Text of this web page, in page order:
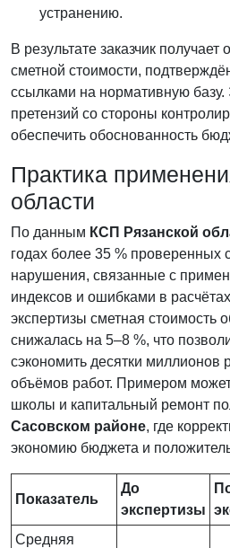
устранению.
В результате заказчик
сметной стоимости,
ссылками на нормативную базу.
претензий со стороны
обеспечить обоснованность
Практика
области
По данным КСП Рязанской
годах более 35 % проверенных
нарушения, связанные с
индексов и ошибками в
экспертизы сметная стоимость
снижалась на 5–8 %, что
сэкономить десятки миллионов
объёмов работ. Примером может
школы и капитальный ремонт
Сасовском районе, где
экономию бюджета и
Показатель
До
экспертизы
Средняя